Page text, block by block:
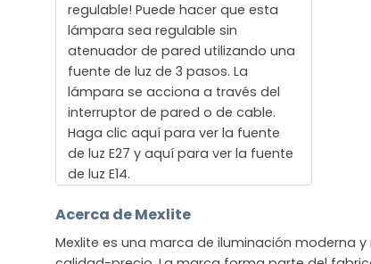
regulable! Puede hacer que esta
lámpara sea regulable sin
atenuador de pared utilizando una
fuente de luz de 3 pasos. La
lámpara se acciona a través del
interruptor de pared o de cable.
Haga clic aquí para ver la fuente
de luz E27 y aquí para ver la fuente
de luz E14.
Acerca de Mexlite
Mexlite es una marca de iluminación moderna